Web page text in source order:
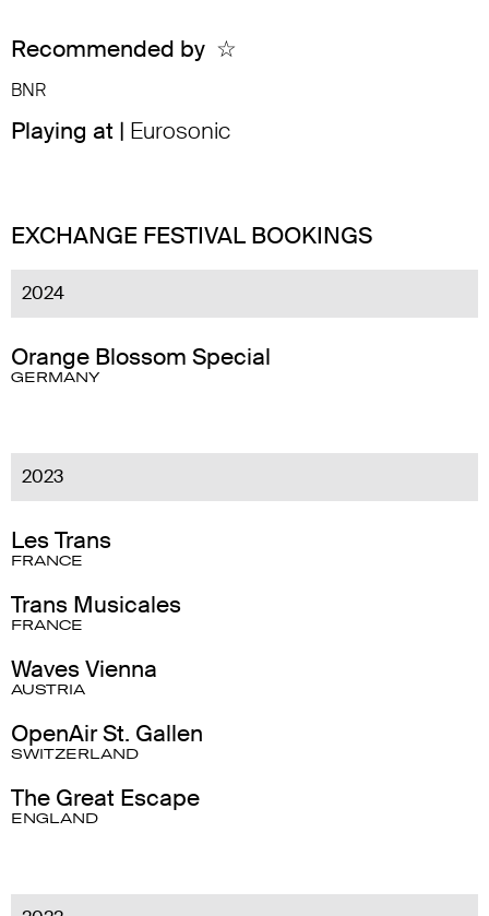
Recommended by ☆
BNR
Playing at | Eurosonic
EXCHANGE FESTIVAL BOOKINGS
2024
Orange Blossom Special
GERMANY
2023
Les Trans
FRANCE
Trans Musicales
FRANCE
Waves Vienna
AUSTRIA
OpenAir St. Gallen
SWITZERLAND
The Great Escape
ENGLAND